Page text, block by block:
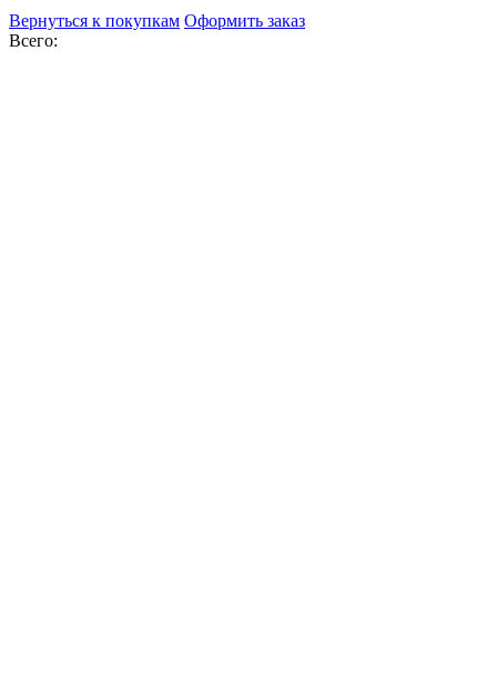
Вернуться к покупкам Оформить заказ
Всего: